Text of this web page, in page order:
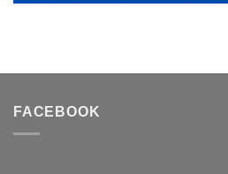
FACEBOOK